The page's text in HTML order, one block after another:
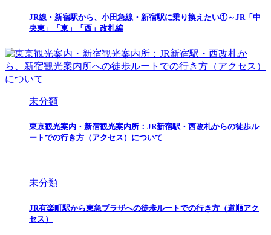
JR線・新宿駅から、小田急線・新宿駅に乗り換えたい①～JR「中
央東」「東」「西」改札編
未分類
東京観光案内・新宿観光案内所：JR新宿駅・西改札からの徒歩ル
ートでの行き方（アクセス）について
未分類
JR有楽町駅から東急プラザへの徒歩ルートでの行き方（道順アク
セス）